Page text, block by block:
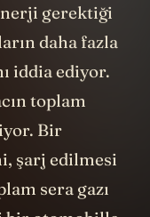
gerektiği
daha fazla
iddia ediyor.
toplam
Bir
şarj edilmesi
sera gazı